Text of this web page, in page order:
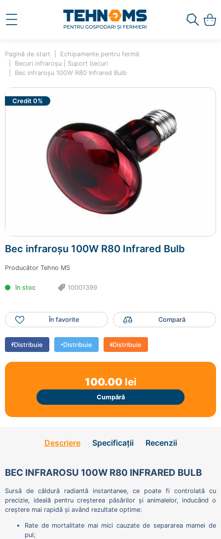
Pagină de start
Echipamente pentru fermă
Becuri infraroșu | Suport becuri
Bec infraroșu 100W R80 Infrared Bulb
Credit 0%
Bec infraroșu 100W R80 Infrared Bulb
Producător Tehno MS
în stoc 10001399
În favorite Compară
Distribuie Distribuie Distribuie
100.00lei
Cumpără
Ai adăugat în coș
Bec infraroșu 100W R80
Infrared Bulb
10001399
100.00 lei
Descriere Specificații Recenzii
BEC INFRAROSU 100W R80 INFRARED BULB
Sursă de căldură radiantă instantanee, ce poate fi controlată cu
precizie, ideală pentru creșterea păsărilor și animalelor, inducând o
creștere mai rapidă și având rezultate optime:
Rate de mortalitate mai mici cauzate de separarea mamei de
pui;